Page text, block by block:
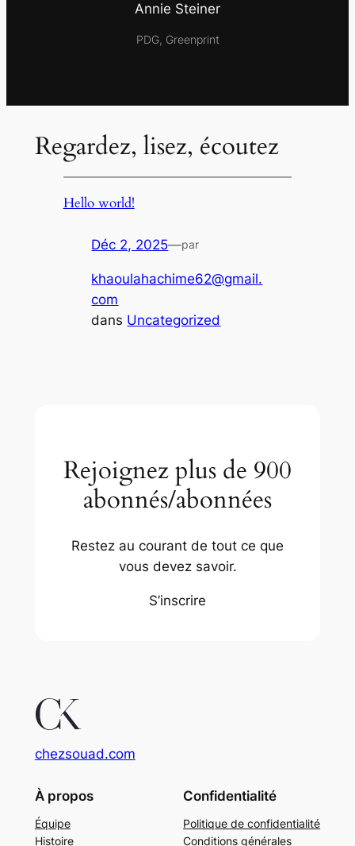
Annie Steiner
PDG, Greenprint
Regardez, lisez, écoutez
Hello world!
Déc 2, 2025—par
khaoulahachime62@gmail.
com
dans Uncategorized
Rejoignez plus de 900
abonnés/abonnées
Restez au courant de tout ce que
vous devez savoir.
S’inscrire
chezsouad.com
À propos
Équipe
Histoire
Confidentialité
Politique de confidentialité
Conditions générales